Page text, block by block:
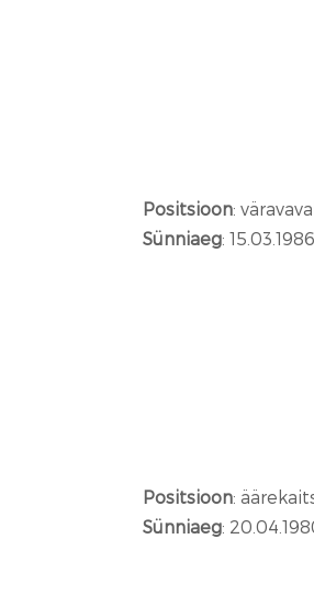
Positsioon:
Sünniaeg: 15.03.1986
Positsioon:
Sünniaeg: